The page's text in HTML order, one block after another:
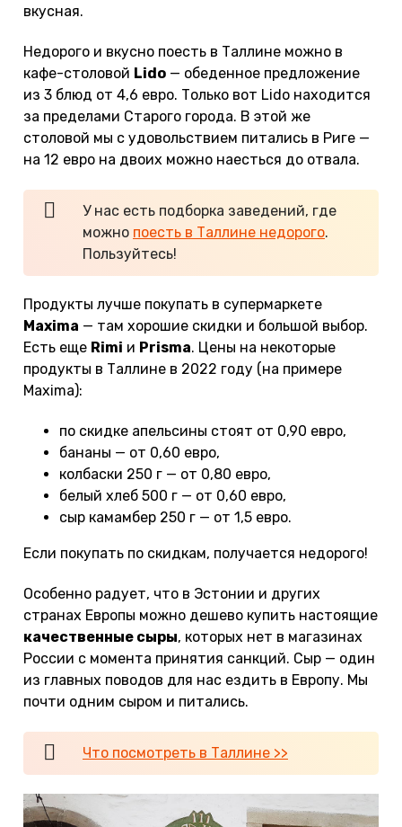
вкусная.
Недорого и вкусно поесть в Таллине можно в
кафе-столовой Lido — обеденное предложение
из 3 блюд от 4,6 евро. Только вот Lido находится
за пределами Старого города. В этой же
столовой мы с удовольствием питались в Риге —
на 12 евро на двоих можно наесться до отвала.
У нас есть подборка заведений, где
можно поесть в Таллине недорого.
Пользуйтесь!
Продукты лучше покупать в супермаркете
Maxima — там хорошие скидки и большой выбор.
Есть еще Rimi и Prisma. Цены на некоторые
продукты в Таллине в 2022 году (на примере
Maxima):
по скидке апельсины стоят от 0,90 евро,
бананы — от 0,60 евро,
колбаски 250 г — от 0,80 евро,
белый хлеб 500 г — от 0,60 евро,
сыр камамбер 250 г — от 1,5 евро.
Если покупать по скидкам, получается недорого!
Особенно радует, что в Эстонии и других
странах Европы можно дешево купить настоящие
качественные сыры, которых нет в магазинах
России с момента принятия санкций. Сыр — один
из главных поводов для нас ездить в Европу. Мы
почти одним сыром и питались.
Что посмотреть в Таллине >>